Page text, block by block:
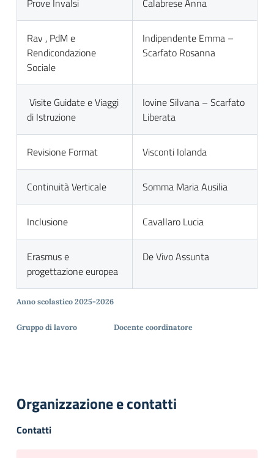
Anno scolastico 2025-2026
Gruppo di lavoro Docente coordinatore
Prove Invalsi Calabrese Anna
Rav , PdM e
Rendicondazione
Sociale
Indipendente Emma –
Scarfato Rosanna
Visite Guidate e Viaggi
di Istruzione
Iovine Silvana – Scarfato
Liberata
Revisione Format Visconti Iolanda
Continuità Verticale Somma Maria Ausilia
Inclusione Cavallaro Lucia
Erasmus e
progettazione europea
De Vivo Assunta
Organizzazione e contatti
Contatti